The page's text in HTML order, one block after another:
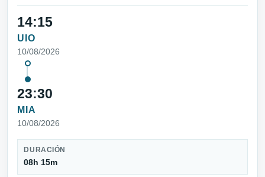
14:15
UIO
10/08/2026
23:30
MIA
10/08/2026
DURACIÓN
08h 15m